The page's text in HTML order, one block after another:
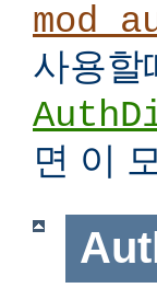
사용할
면 이